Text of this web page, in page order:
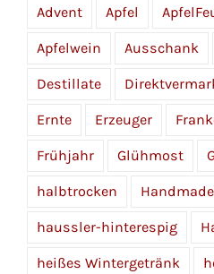
Advent Apfel
Apfelwein Ausschank
Destillate
Ernte Erzeuger
Frühjahr Glühmost
halbtrocken Handmade
haussler-hinterespig
heißes Wintergetränk